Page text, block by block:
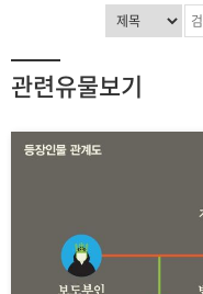
관련유물보기